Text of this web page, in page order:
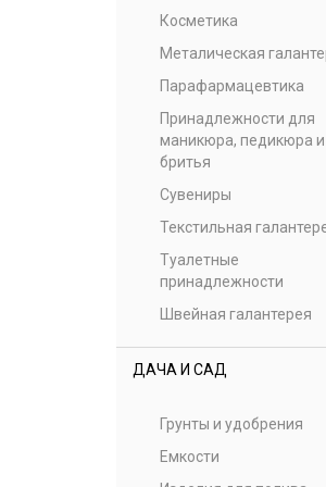
Косметика
Металическая
Парафармацевтика
Принадлежности для
маникюра, педикюра и
бритья
Сувениры
Текстильная
Туалетные
принадлежности
Швейная галантерея
ДАЧА И САД
Грунты и удобрения
Емкости